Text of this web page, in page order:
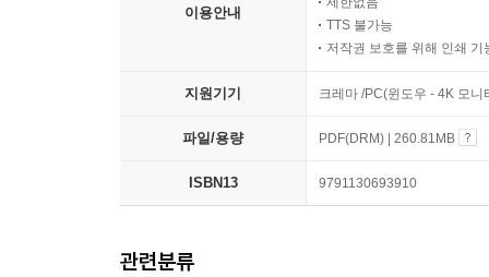
이용안내
TTS 불가능
저작권 보호를 위해 인쇄 기
지원기기 크레마 /PC(윈도우 - 4K 모
파일/용량 PDF(DRM) | 260.81MB
ISBN13 9791130693910
관련분류